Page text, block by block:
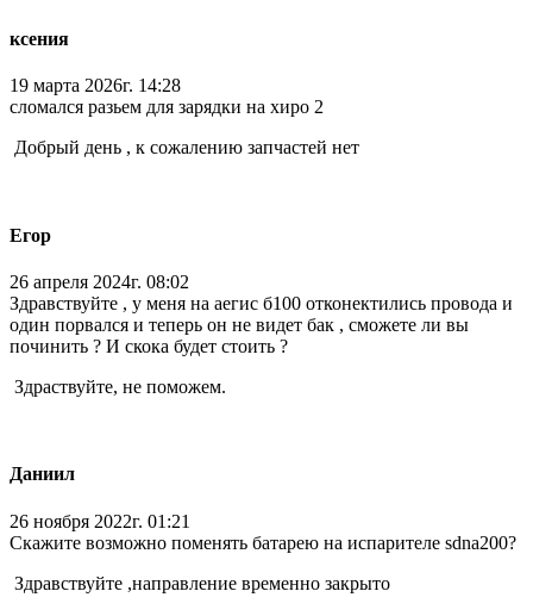
ксения
19 марта 2026г. 14:28
сломался разьем для зарядки на хиро 2
Добрый день , к сожалению запчастей нет
Егор
26 апреля 2024г. 08:02
Здравствуйте , у меня на аегис б100 отконектились провода и
один порвался и теперь он не видет бак , сможете ли вы
починить ? И скока будет стоить ?
Здраствуйте, не поможем.
Даниил
26 ноября 2022г. 01:21
Скажите возможно поменять батарею на испарителе sdna200?
Здравствуйте ,направление временно закрыто